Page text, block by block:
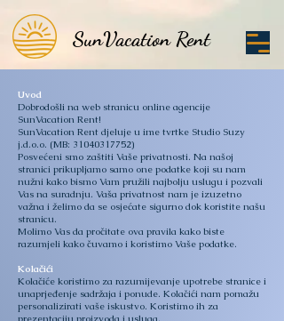
SunVacation Rent
SunVacation Rent
​Uvod
Dobrodošli na web stranicu online agencije
SunVacation Rent!
SunVacation Rent djeluje u ime tvrtke Studio Suzy
j.d.o.o. (MB: 31040317752)
Posvećeni smo zaštiti Vaše privatnosti. Na našoj
stranici prikupljamo samo one podatke koji su nam
nužni kako bismo Vam pružili najbolju uslugu i pozvali
Vas na suradnju. Vaša privatnost nam je izuzetno
važna i želimo da se osjećate sigurno dok koristite našu
stranicu.
Molimo Vas da pročitate ova pravila kako biste
razumjeli kako čuvamo i koristimo Vaše podatke.
Kolačići
Kolačiće koristimo za razumijevanje upotrebe stranice i
unaprjeđenje sadržaja i ponude. Kolačići nam pomažu
personalizirati vaše iskustvo. Koristimo ih za
prezentaciju proizvoda i usluga.